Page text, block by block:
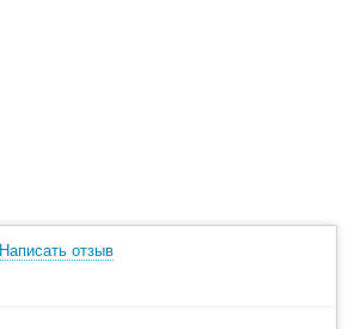
Написать отзыв